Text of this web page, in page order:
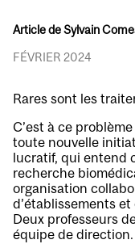
Article de Sylvain
FÉVRIER 2024
Rares sont les
C’est à ce
toute nouvelle
lucratif, qui entend
recherche
organisation
d’établissements
Deux professeurs
équipe de direction.